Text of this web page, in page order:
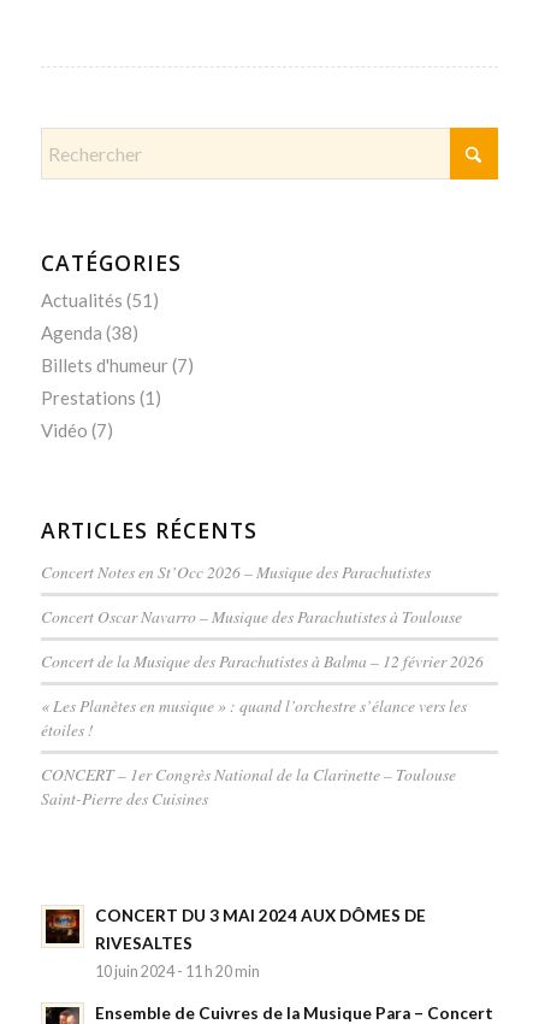
CATÉGORIES
Actualités (51)
Agenda (38)
Billets d'humeur(7)
Prestations (1)
Vidéo (7)
ARTICLES RÉCENTS
Concert Notes en St’Occ 2026 – Musique des Parachutistes
Concert Oscar Navarro – Musique des Parachutistes à Toulouse
Concert de la Musique des Parachutistes à Balma – 12 février 2026
« Les Planètes en musique » : quand l’orchestre s’élance vers les
étoiles !
CONCERT – 1er Congrès National de la Clarinette – Toulouse
Saint-Pierre des Cuisines
CONCERT DU 3 MAI 2024 AUX DÔMES DE
RIVESALTES
10 juin 2024 - 11 h 20 min
Ensemble de Cuivres de la Musique Para – Concert